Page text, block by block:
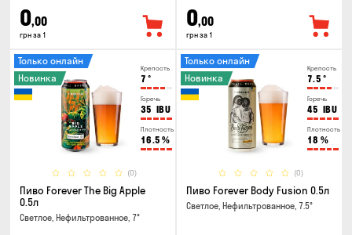
0,00
грн за 1
0,00
грн за 1
Крепость
7 °
Горечь
35 IBU
Плотность
16.5 %
(0)
Только онлайн
Новинка
Пиво Forever The Big Apple
0.5л
Светлое, Нефильтрованное, 7°
Крепость
7.5 °
Горечь
45 IBU
Плотность
18 %
(0)
Только онлайн
Новинка
Пиво Forever Body Fusion 0.5л
Светлое, Нефильтрованное, 7.5°